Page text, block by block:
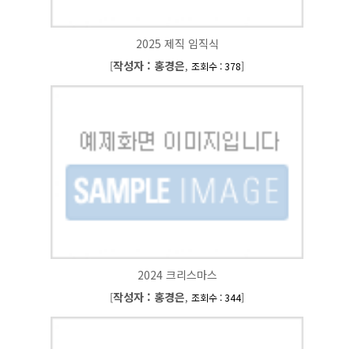
2025 제직 임직식
[작성자 : 홍경은, 조회수 : 378]
2024 크리스마스
[작성자 : 홍경은, 조회수 : 344]